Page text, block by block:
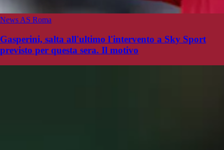
News AS Roma
Gasperini, salta all'ultimo l'intervento a Sky Sport
previsto per questa sera. Il motivo